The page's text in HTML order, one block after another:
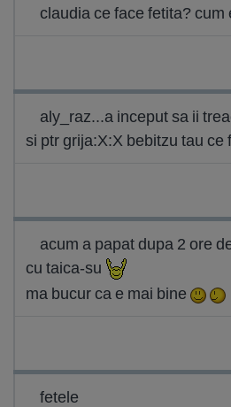
claudia ce face fetita? cum
aly_raz...a inceput sa ii
si ptr grija:X:X bebitzu tau ce
acum a papat dupa 2 ore
cu taica-su
ma bucur ca e mai bine
fetele